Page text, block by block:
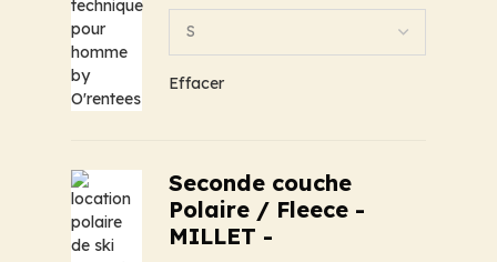
Effacer
Seconde couche
Polaire / Fleece -
MILLET -